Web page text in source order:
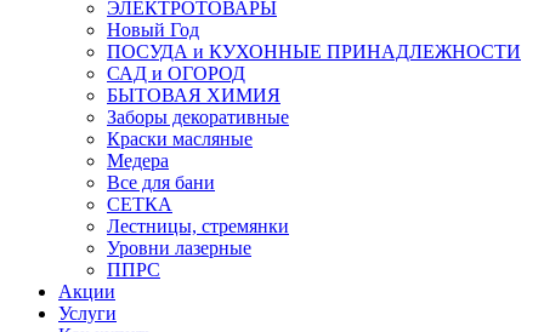
ЭЛЕКТРОТОВАРЫ
Новый Год
ПОСУДА и КУХОННЫЕ ПРИНАДЛЕЖНОСТИ
САД и ОГОРОД
БЫТОВАЯ ХИМИЯ
Заборы декоративные
Краски масляные
Медера
Все для бани
СЕТКА
Лестницы, стремянки
Уровни лазерные
ППРС
Акции
Услуги